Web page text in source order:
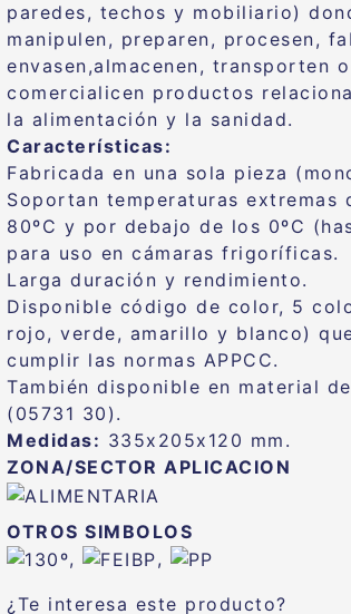
paredes, techos y mobiliario)
manipulen, preparen, procesen,
envasen,almacenen, transporten o
comercialicen productos
la alimentación y la sanidad.
Características:
Fabricada en una sola pieza
Soportan temperaturas extremas
80ºC y por debajo de los 0ºC
para uso en cámaras frigoríficas.
Larga duración y rendimiento.
Disponible código de color, 5
rojo, verde, amarillo y blanco)
cumplir las normas APPCC.
También disponible en material
(05731 30).
Medidas: 335x205x120 mm.
ZONA/SECTOR APLICACION
OTROS SIMBOLOS
,
,
¿Te interesa este producto?